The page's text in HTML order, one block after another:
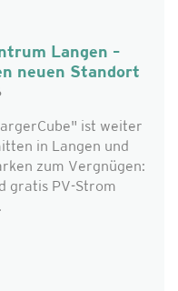
Langen –
neuen Standort
ist weiter
in Langen und
zum Vergnügen:
gratis PV-Strom